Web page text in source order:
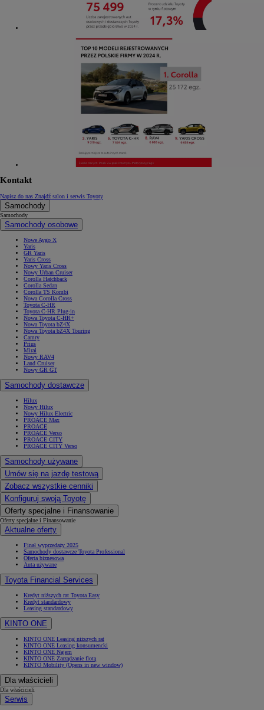
Kontakt
Napisz do nas Znajdź salon i serwis Toyoty
Samochody
Samochody
Samochody osobowe
Nowe Aygo X
Yaris
GR Yaris
Yaris Cross
Nowy Yaris Cross
Nowy Urban Cruiser
Corolla Hatchback
Corolla Sedan
Corolla TS Kombi
Nowa Corolla Cross
Toyota C-HR
Toyota C-HR Plug-in
Nowa Toyota C-HR+
Nowa Toyota bZ4X
Nowa Toyota bZ4X Touring
Camry
Prius
Mirai
Nowy RAV4
Land Cruiser
Nowy GR GT
Samochody dostawcze
Hilux
Nowy Hilux
Nowy Hilux Electric
PROACE Max
PROACE
PROACE Verso
PROACE CITY
PROACE CITY Verso
Samochody używane
Umów się na jazdę testową
Zobacz wszystkie cenniki
Konfiguruj swoją Toyotę
Oferty specjalne i Finansowanie
Oferty specjalne i Finansowanie
Aktualne oferty
Finał wyprzedaży 2025
Samochody dostawcze Toyota Professional
Oferta biznesowa
Auta używane
Toyota Financial Services
Kredyt niższych rat Toyota Easy
Kredyt standardowy
Leasing standardowy
KINTO ONE
KINTO ONE Leasing niższych rat
KINTO ONE Leasing konsumencki
KINTO ONE Najem
KINTO ONE Zarządzanie flotą
KINTO Mobility (Opens in new window)
Dla właścicieli
Dla właścicieli
Serwis